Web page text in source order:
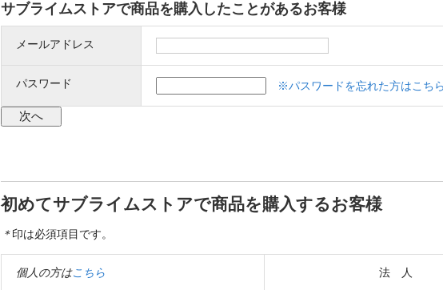
サブライムストアで商品を購入したことがあるお客様
メールアドレス
パスワード ※パスワードを忘れた方はこち
初めてサブライムストアで商品を購入するお客様
＊印は必須項目です。
個人の方はこちら 法 人